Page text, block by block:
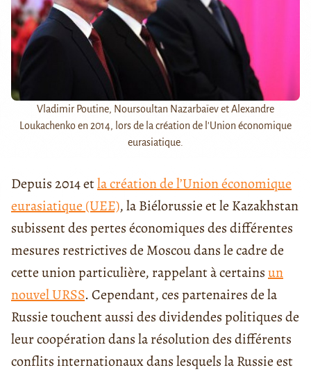
Vladimir Poutine, Noursoultan Nazarbaïev et Alexandre
Loukachenko en 2014, lors de la création de l'Union économique
eurasiatique.
Depuis 2014 etla création de l’Union économique
eurasiatique (UEE), la Biélorussie et le Kazakhstan
subissent des pertes économiques des différentes
mesures restrictives de Moscou dans le cadre de
cette union particulière, rappelant à certainsun
nouvel URSS. Cependant, ces partenaires de la
Russie touchent aussi des dividendes politiques de
leur coopération dans la résolution des différents
conflits internationaux dans lesquels la Russie est